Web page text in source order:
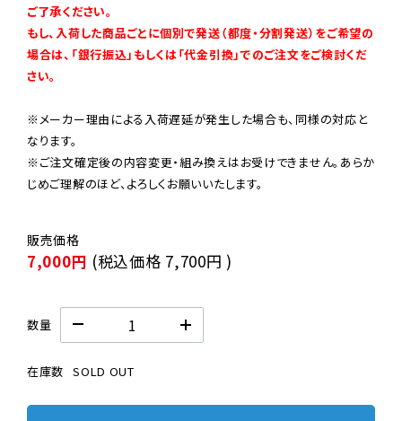
ご了承ください。
もし、入荷した商品ごとに個別で発送（都度・分割発送）をご希望の
場合は、「銀行振込」もしくは「代金引換」でのご注文をご検討くだ
さい。
※メーカー理由による入荷遅延が発生した場合も、同様の対応と
なります。
※ご注文確定後の内容変更・組み換えはお受けできません。あらか
じめご理解のほど、よろしくお願いいたします。
7,000円 (税込価格 7,700円 )
数量
在庫数 SOLD OUT